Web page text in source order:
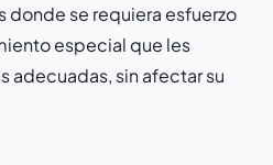
donde se requiera esfuerzo
especial que les
adecuadas, sin afectar su